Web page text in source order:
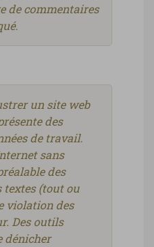
de commentaires
un site web
des
de travail.
sans
des
textes (tout ou
violation des
Des outils
dénicher